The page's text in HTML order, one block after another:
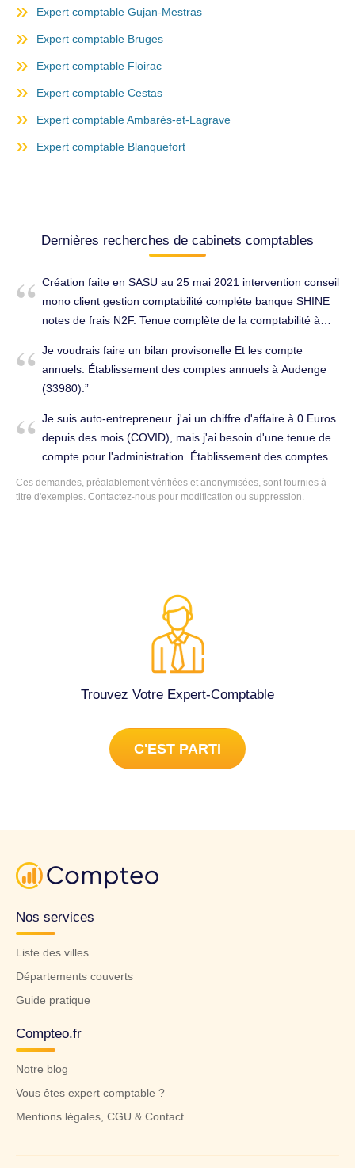
Expert comptable Gujan-Mestras
Expert comptable Bruges
Expert comptable Floirac
Expert comptable Cestas
Expert comptable Ambarès-et-Lagrave
Expert comptable Blanquefort
Dernières recherches de cabinets comptables
Création faite en SASU au 25 mai 2021 intervention conseil
mono client gestion comptabilité compléte banque SHINE
notes de frais N2F. Tenue complète de la comptabilité à
Je voudrais faire un bilan provisonelle Et les compte
annuels. Établissement des comptes annuels à Audenge
(33980).
Je suis auto-entrepreneur. j'ai un chiffre d'affaire à 0 Euros
depuis des mois (COVID), mais j'ai besoin d'une tenue de
compte pour l'administration. Établissement des comptes
annuels à Audenge (33980).
Ces demandes, préalablement vérifiées et anonymisées, sont fournies à
titre d'exemples. Contactez-nous pour modification ou suppression.
Trouvez Votre Expert-Comptable
C'EST PARTI
Nos services
Liste des villes
Départements couverts
Guide pratique
Compteo.fr
Notre blog
Vous êtes expert comptable ?
Mentions légales, CGU & Contact